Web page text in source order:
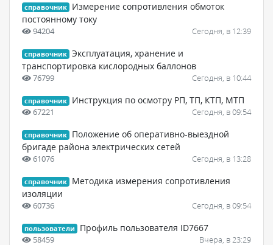
справочник
Измерение сопротивления обмоток
постоянному току
94204 Сегодня, в 12:39
справочник Эксплуатация, хранение и
транспортировка кислородных баллонов
76799 Сегодня, в 10:44
справочник Инструкция по осмотру РП, ТП, КТП, МТП
67221 Сегодня, в 09:54
справочник
Положение об оперативно-выездной
бригаде района электрических сетей
61076 Сегодня, в 13:28
справочник
Методика измерения сопротивления
изоляции
60736 Сегодня, в 09:54
пользователи Профиль пользователя ID7667
58459 Вчера, в 23:29